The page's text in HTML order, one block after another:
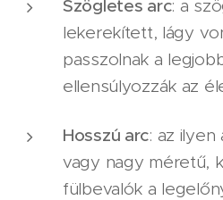
Szögletes arc: a
lekerekített, lágy
passzolnak a
ellensúlyozzák az
Hosszú arc: az
vagy nagy méretű,
fülbevalók a